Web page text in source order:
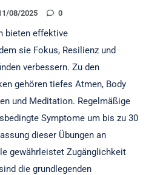
08/2025 0
bieten effektive
sie Fokus, Resilienz und
verbessern. Zu den
gehören tiefes Atmen, Body
und Meditation. Regelmäßige
Symptome um bis zu 30
dieser Übungen an
gewährleistet Zugänglichkeit
die grundlegenden